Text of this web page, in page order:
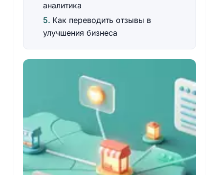
аналитика
Как переводить отзывы в
улучшения бизнеса